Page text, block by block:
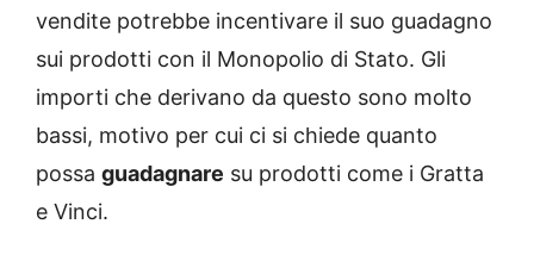
vendite potrebbe incentivare il suo guadagno
sui prodotti con il Monopolio di Stato. Gli
importi che derivano da questo sono molto
bassi, motivo per cui ci si chiede quanto
possa guadagnare su prodotti come i Gratta
e Vinci.